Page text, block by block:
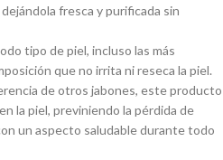
fresca y purificada sin
tipo de piel, incluso las más
que no irrita ni reseca la piel.
de otros jabones, este producto
la piel, previniendo la pérdida de
un aspecto saludable durante todo